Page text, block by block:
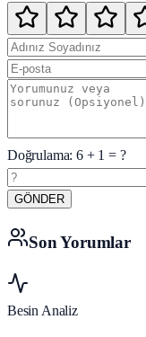
Doğrulama:6+ 1 = ?
GÖNDER
Son Yorumlar
Besin Analiz